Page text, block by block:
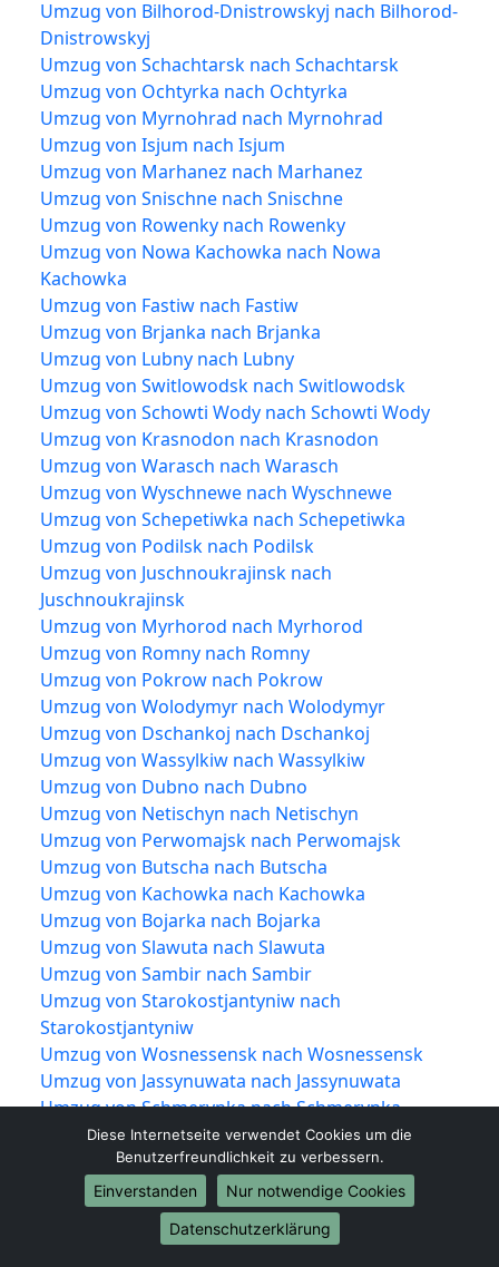
Umzug von Bilhorod-Dnistrowskyj nach Bilhorod-
Dnistrowskyj
Umzug von Schachtarsk nach Schachtarsk
Umzug von Ochtyrka nach Ochtyrka
Umzug von Myrnohrad nach Myrnohrad
Umzug von Isjum nach Isjum
Umzug von Marhanez nach Marhanez
Umzug von Snischne nach Snischne
Umzug von Rowenky nach Rowenky
Umzug von Nowa Kachowka nach Nowa
Kachowka
Umzug von Fastiw nach Fastiw
Umzug von Brjanka nach Brjanka
Umzug von Lubny nach Lubny
Umzug von Switlowodsk nach Switlowodsk
Umzug von Schowti Wody nach Schowti Wody
Umzug von Krasnodon nach Krasnodon
Umzug von Warasch nach Warasch
Umzug von Wyschnewe nach Wyschnewe
Umzug von Schepetiwka nach Schepetiwka
Umzug von Podilsk nach Podilsk
Umzug von Juschnoukrajinsk nach
Juschnoukrajinsk
Umzug von Myrhorod nach Myrhorod
Umzug von Romny nach Romny
Umzug von Pokrow nach Pokrow
Umzug von Wolodymyr nach Wolodymyr
Umzug von Dschankoj nach Dschankoj
Umzug von Wassylkiw nach Wassylkiw
Umzug von Dubno nach Dubno
Umzug von Netischyn nach Netischyn
Umzug von Perwomajsk nach Perwomajsk
Umzug von Butscha nach Butscha
Umzug von Kachowka nach Kachowka
Umzug von Bojarka nach Bojarka
Umzug von Slawuta nach Slawuta
Umzug von Sambir nach Sambir
Umzug von Starokostjantyniw nach
Starokostjantyniw
Umzug von Wosnessensk nach Wosnessensk
Umzug von Jassynuwata nach Jassynuwata
Umzug von Schmerynka nach Schmerynka
Umzug von Obuchiw nach Obuchiw
Umzug von Boryslaw nach Boryslaw
Umzug von Juschne nach Juschne
Umzug von Hluchiw nach Hluchiw
Umzug von Awdijiwka nach Awdijiwka
Diese Internetseite verwendet Cookies um die
Benutzerfreundlichkeit zu verbessern.
Einverstanden
Nur notwendige Cookies
Datenschutzerklärung